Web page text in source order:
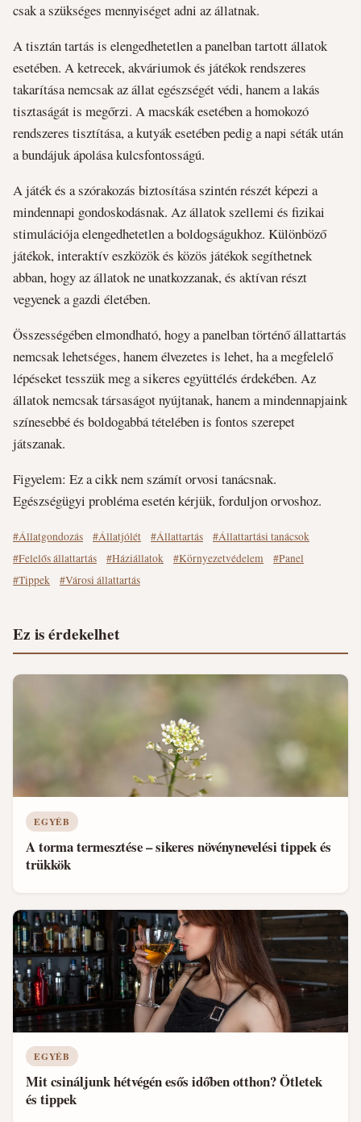
csak a szükséges mennyiséget adni az állatnak.
A tisztán tartás is elengedhetetlen a panelban tartott állatok
esetében. A ketrecek, akváriumok és játékok rendszeres
takarítása nemcsak az állat egészségét védi, hanem a lakás
tisztaságát is megőrzi. A macskák esetében a homokozó
rendszeres tisztítása, a kutyák esetében pedig a napi séták után
a bundájuk ápolása kulcsfontosságú.
A játék és a szórakozás biztosítása szintén részét képezi a
mindennapi gondoskodásnak. Az állatok szellemi és fizikai
stimulációja elengedhetetlen a boldogságukhoz. Különböző
játékok, interaktív eszközök és közös játékok segíthetnek
abban, hogy az állatok ne unatkozzanak, és aktívan részt
vegyenek a gazdi életében.
Összességében elmondható, hogy a panelban történő állattartás
nemcsak lehetséges, hanem élvezetes is lehet, ha a megfelelő
lépéseket tesszük meg a sikeres együttélés érdekében. Az
állatok nemcsak társaságot nyújtanak, hanem a mindennapjaink
színesebbé és boldogabbá tételében is fontos szerepet
játszanak.
Figyelem: Ez a cikk nem számít orvosi tanácsnak.
Egészségügyi probléma esetén kérjük, forduljon orvoshoz.
#Állatgondozás #Állatjólét #Állattartás
#Állattartási tanácsok
#Felelős állattartás
#Háziállatok #Környezetvédelem
#Panel
#Tippek
#Városi állattartás
Ez is érdekelhet
EGYÉB
A torma termesztése – sikeres növénynevelési tippek és
trükkök
EGYÉB
Mit csináljunk hétvégén esős időben otthon? Ötletek
és tippek